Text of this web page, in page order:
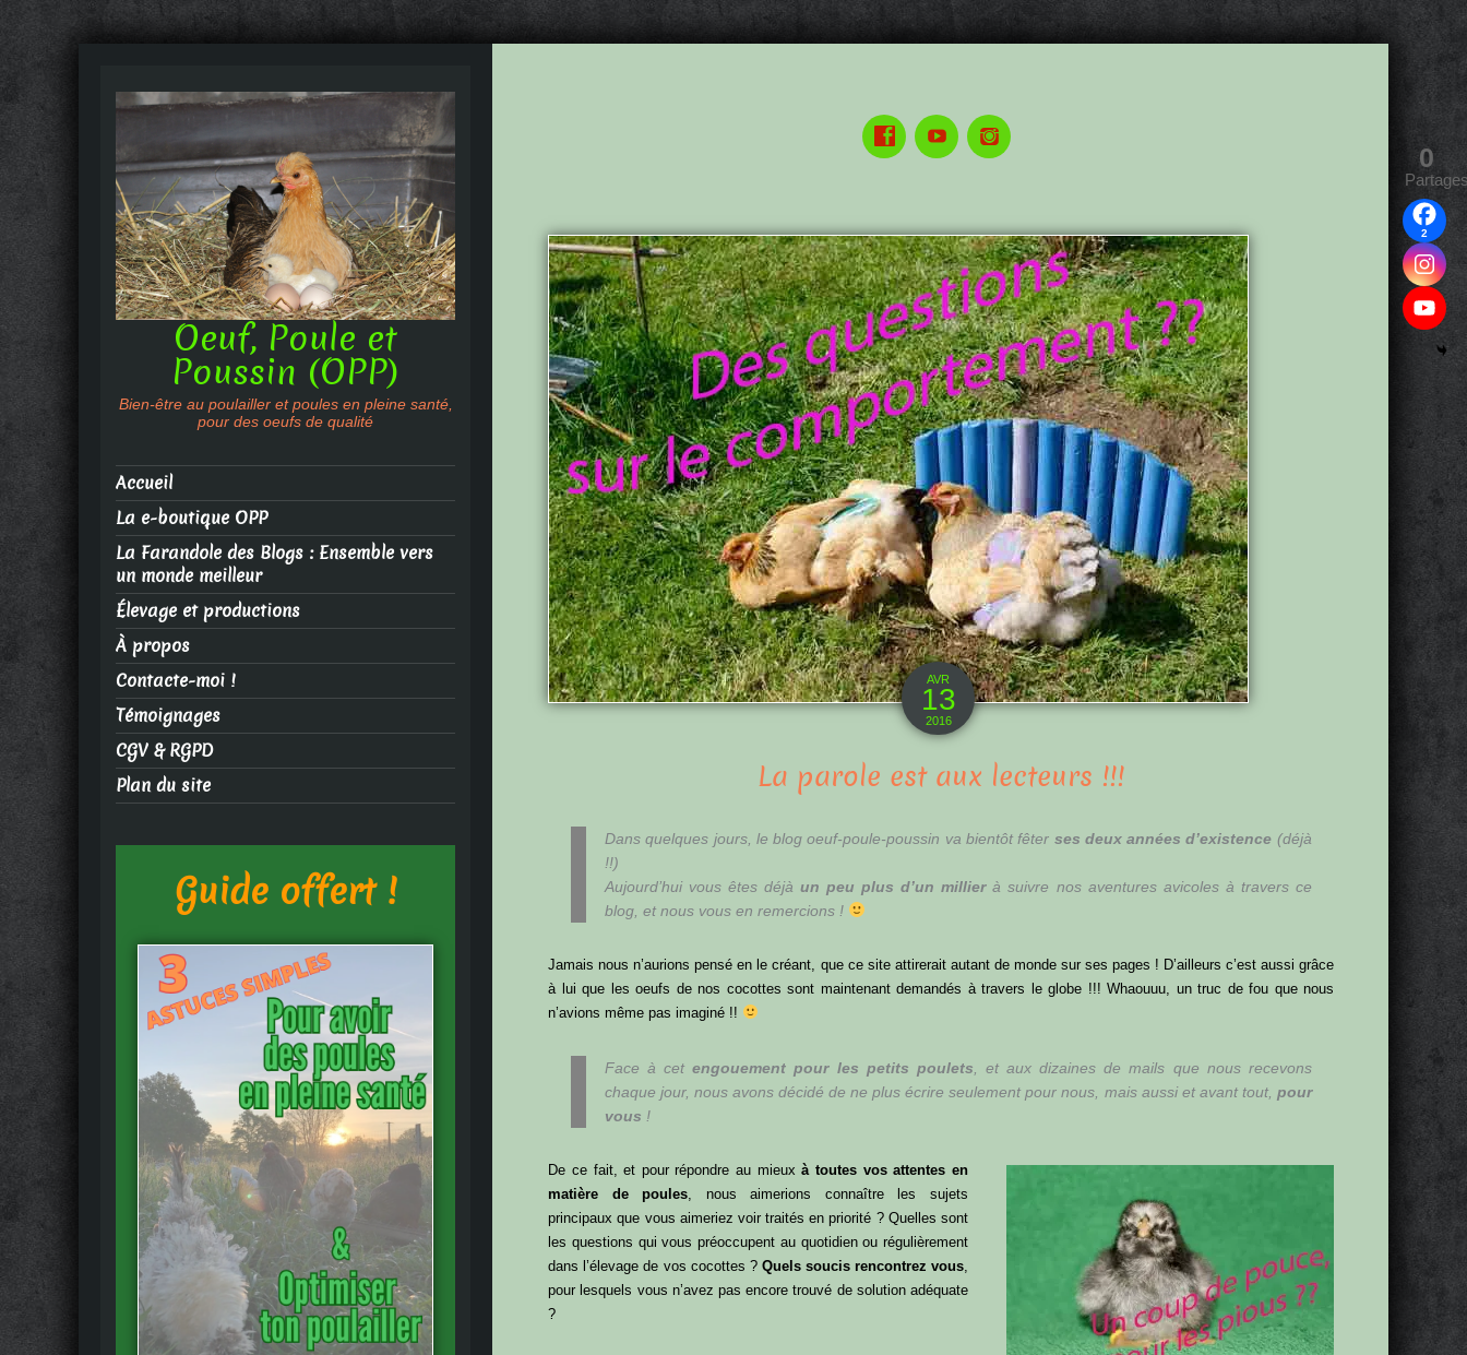
AVR
13
2016
La parole est aux lecteurs !!!
Dans quelques jours, le blog oeuf-poule-poussin va bientôt fêter ses deux années d’existence (déjà
!!)
Aujourd’hui vous êtes déjàun peu plus d’un millierà suivre nos aventures avicoles à travers ce
blog, et nous vous en remercions !
Jamais nous n’aurions pensé en le créant, que ce site attirerait autant de monde sur ses pages ! D’ailleurs c’est aussi grâce
à lui que les oeufs de nos cocottes sont maintenant demandés à travers le globe !!! Whaouuu, un truc de fou que nous
n’avions même pas imaginé !!
Face à cetengouement pour les petits poulets , et aux dizaines de mails que nous recevons
chaque jour, nous avons décidé de ne plus écrire seulement pour nous, mais aussi et avant tout, pour
vous !
De ce fait, et pour répondre au mieuxà toutes vos attentes en
matière de poules, nous aimerions connaître les sujets
principaux que vous aimeriez voir traités en priorité ? Quelles sont
les questions qui vous préoccupent au quotidien ou régulièrement
dans l’élevage de vos cocottes ? Quels soucis rencontrez vous,
pour lesquels vous n’avez pas encore trouvé de solution adéquate
?
0
2
Oeuf, Poule et
Poussin (OPP)
Bien-être au poulailler et poules en pleine santé,
pour des oeufs de qualité
Accueil
La e-boutique OPP
La Farandole des Blogs : Ensemble vers
un monde meilleur
Élevage et productions
À propos
Contacte-moi !
Témoignages
CGV & RGPD
Plan du site
Guide offert !